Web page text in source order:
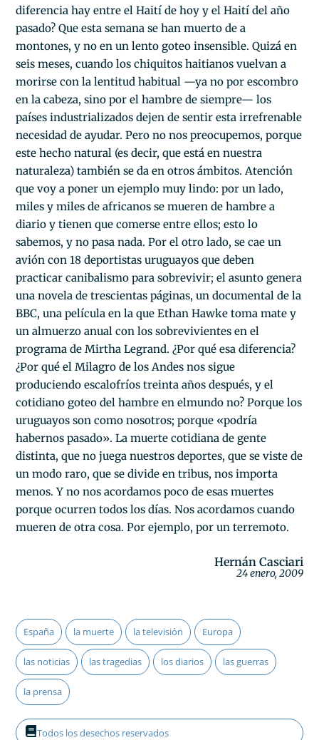
España la muerte la televisión Europa
las noticias las tragedias los diarios las guerras
la prensa
Todos los desechos reservados
diferencia hay entre el Haití de hoy y el Haití del año
pasado? Que esta semana se han muerto de a
montones, y no en un lento goteo insensible. Quizá en
seis meses, cuando los chiquitos haitianos vuelvan a
morirse con la lentitud habitual —ya no por escombro
en la cabeza, sino por el hambre de siempre— los
países industrializados dejen de sentir esta irrefrenable
necesidad de ayudar. Pero no nos preocupemos, porque
este hecho natural (es decir, que está en nuestra
naturaleza) también se da en otros ámbitos. Atención
que voy a poner un ejemplo muy lindo: por un lado,
miles y miles de africanos se mueren de hambre a
diario y tienen que comerse entre ellos; esto lo
sabemos, y no pasa nada. Por el otro lado, se cae un
avión con 18 deportistas uruguayos que deben
practicar canibalismo para sobrevivir; el asunto genera
una novela de trescientas páginas, un documental de la
BBC, una película en la que Ethan Hawke toma mate y
un almuerzo anual con los sobrevivientes en el
programa de Mirtha Legrand. ¿Por qué esa diferencia?
¿Por qué el Milagro de los Andes nos sigue
produciendo escalofríos treinta años después, y el
cotidiano goteo del hambre en elmundo no? Porque los
uruguayos son como nosotros; porque «podría
habernos pasado». La muerte cotidiana de gente
distinta, que no juega nuestros deportes, que se viste de
un modo raro, que se divide en tribus, nos importa
menos. Y no nos acordamos poco de esas muertes
porque ocurren todos los días. Nos acordamos cuando
mueren de otra cosa. Por ejemplo, por un terremoto.
Hernán Casciari
24 enero, 2009